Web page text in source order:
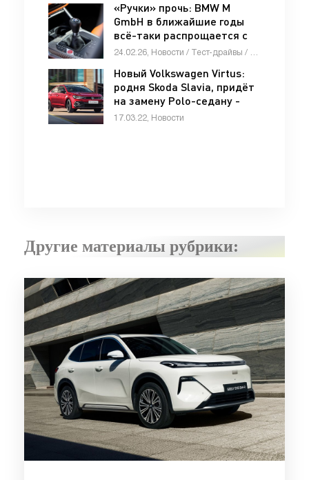
«Ручки» прочь: BMW M
GmbH в ближайшие годы
всё-таки распрощается с
МКП - «Автоновости»
24.02.26, Новости / Тест-драйвы / Девушки и автомобили / Мотоциклы / Автосалоны / Отзывы автовладельцев / Каталог авто
Новый Volkswagen Virtus:
родня Skoda Slavia, придёт
на замену Polo-седану -
«Volkswagen»
17.03.22, Новости
Другие материалы рубрики: